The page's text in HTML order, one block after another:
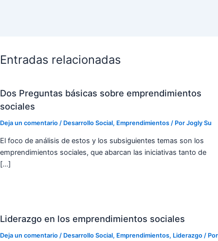
Entradas relacionadas
Dos Preguntas básicas sobre emprendimientos
sociales
Deja un comentario / Desarrollo Social, Emprendimientos / Por Jogly Su
El foco de análisis de estos y los subsiguientes temas son los
emprendimientos sociales, que abarcan las iniciativas tanto de
[…]
Liderazgo en los emprendimientos sociales
Deja un comentario / Desarrollo Social, Emprendimientos, Liderazgo / Por